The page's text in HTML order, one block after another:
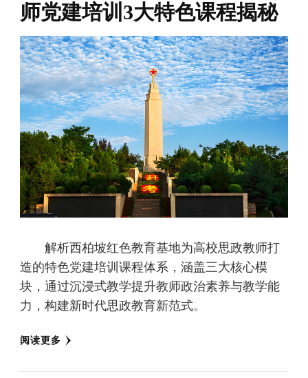
师党建培训3大特色课程揭秘
解析西柏坡红色教育基地为高校思政教师打
造的特色党建培训课程体系，涵盖三大核心模
块，通过沉浸式教学提升教师政治素养与教学能
力，构建新时代思政教育新范式。
阅读更多